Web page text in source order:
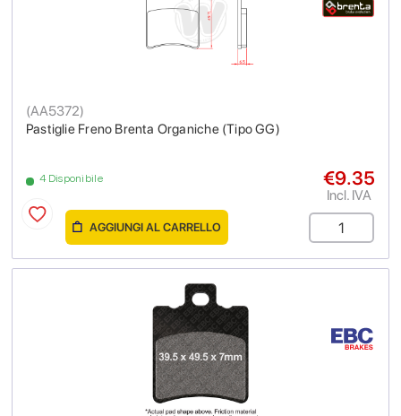
Pastiglie Freno Brenta Organiche (Tipo GG)
(AA5372)
4 Disponibile €9.35
Incl. IVA
AGGIUNGI AL CARRELLO